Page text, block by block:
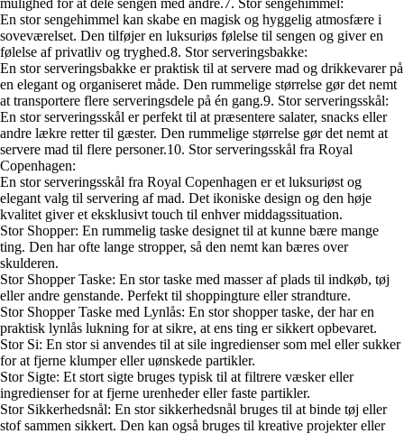
En stor sengehimmel kan skabe en magisk og hyggelig atmosfære i
soveværelset. Den tilføjer en luksuriøs følelse til sengen og giver en
følelse af privatliv og tryghed.8. Stor serveringsbakke:
En stor serveringsbakke er praktisk til at servere mad og drikkevarer på
en elegant og organiseret måde. Den rummelige størrelse gør det nemt
at transportere flere serveringsdele på én gang.9. Stor serveringsskål:
En stor serveringsskål er perfekt til at præsentere salater, snacks eller
andre lækre retter til gæster. Den rummelige størrelse gør det nemt at
servere mad til flere personer.10. Stor serveringsskål fra Royal
Copenhagen:
En stor serveringsskål fra Royal Copenhagen er et luksuriøst og
elegant valg til servering af mad. Det ikoniske design og den høje
kvalitet giver et eksklusivt touch til enhver middagssituation.
Stor Shopper: En rummelig taske designet til at kunne bære mange
ting. Den har ofte lange stropper, så den nemt kan bæres over
skulderen.
Stor Shopper Taske: En stor taske med masser af plads til indkøb, tøj
eller andre genstande. Perfekt til shoppingture eller strandture.
Stor Shopper Taske med Lynlås: En stor shopper taske, der har en
praktisk lynlås lukning for at sikre, at ens ting er sikkert opbevaret.
Stor Si: En stor si anvendes til at sile ingredienser som mel eller sukker
for at fjerne klumper eller uønskede partikler.
Stor Sigte: Et stort sigte bruges typisk til at filtrere væsker eller
ingredienser for at fjerne urenheder eller faste partikler.
Stor Sikkerhedsnål: En stor sikkerhedsnål bruges til at binde tøj eller
stof sammen sikkert. Den kan også bruges til kreative projekter eller